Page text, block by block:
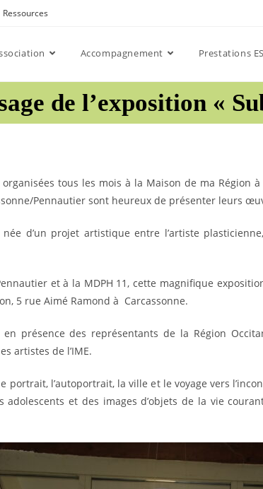
Ressources
Accompagnement Prestations
de l’exposition «
tous les mois à la Maison de ma Région
Pennautier sont heureux de présenter leurs
d’un projet artistique entre l’artiste
et à la MDPH 11, cette magnifique
5 rue Aimé Ramond à Carcassonne.
présence des représentants de la Région
artistes de l’IME.
l’autoportrait, la ville et le voyage vers
et des images d’objets de la vie